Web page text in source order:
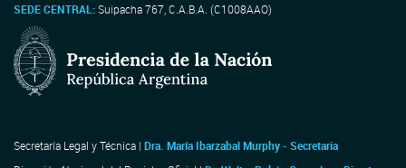
SEDE CENTRAL:Suipacha 767, C.A.B.A. (C1008AAO)
Secretaría Legal y Técnica | Dra. María Ibarzabal Murphy - Secretaria